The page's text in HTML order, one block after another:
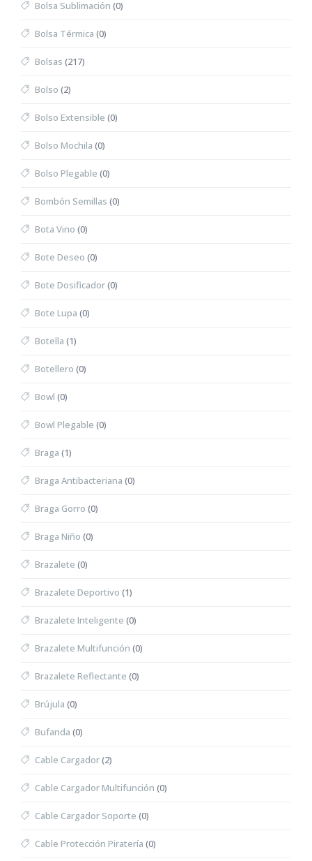
Bolsa Sublimación (0)
Bolsa Térmica (0)
Bolsas (217)
Bolso (2)
Bolso Extensible (0)
Bolso Mochila (0)
Bolso Plegable (0)
Bombón Semillas (0)
Bota Vino (0)
Bote Deseo (0)
Bote Dosificador(0)
Bote Lupa (0)
Botella (1)
Botellero (0)
Bowl (0)
Bowl Plegable (0)
Braga (1)
Braga Antibacteriana (0)
Braga Gorro (0)
Braga Niño (0)
Brazalete (0)
Brazalete Deportivo (1)
Brazalete Inteligente (0)
Brazalete Multifunción (0)
Brazalete Reflectante (0)
Brújula (0)
Bufanda (0)
Cable Cargador(2)
Cable Cargador Multifunción (0)
Cable Cargador Soporte (0)
Cable Protección Piratería (0)